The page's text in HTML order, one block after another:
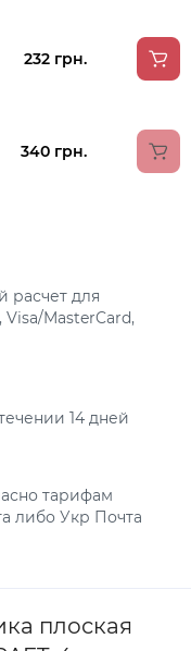
232 грн.
340 грн.
расчет для
MasterCard,
14 дней
тарифам
либо Укр Почта
плоская